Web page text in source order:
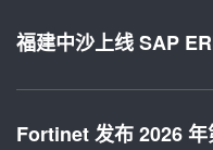
福建中沙上线 SAP
Fortinet 发布 2026